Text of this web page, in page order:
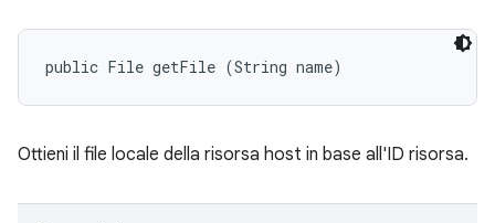
public File getFile (String name)
Ottieni il file locale della risorsa host in base all'ID risorsa.